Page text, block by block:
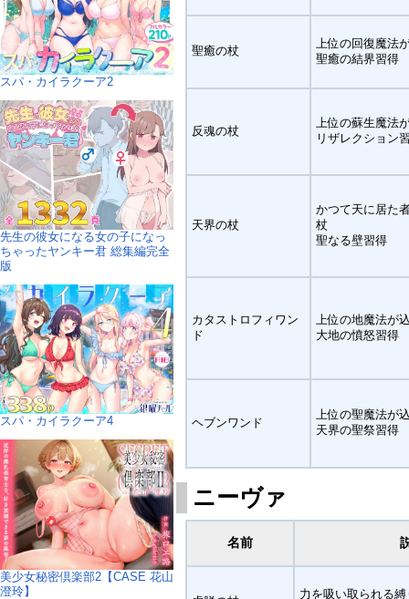
聖癒の杖
上位の回復魔法
聖癒の結界習得
反魂の杖
上位の蘇生魔法
リザレクション
天界の杖
かつて天に居た
杖
聖なる壁習得
カタストロフィワン
ド
上位の地魔法が
大地の憤怒習得
ヘブンワンド
上位の聖魔法が
天界の聖祭習得
ニーヴァ
名前
力を吸い取られる
スパ・カイラクーア2
先生の彼女になる女の子になっ
ちゃったヤンキー君 総集編完全
版
スパ・カイラクーア4
美少女秘密倶楽部2【CASE 花山
澄玲】